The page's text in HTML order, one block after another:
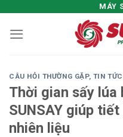
content
MÁY
CÂU HỎI THƯỜNG GẶP, TIN TỨC
Thời gian sấy lúa
SUNSAY giúp
nhiên liệu